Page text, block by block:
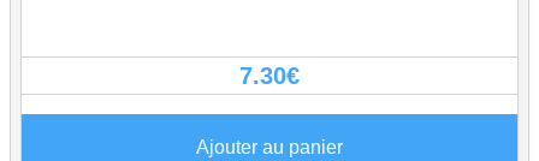
7.30€
Ajouter au panier